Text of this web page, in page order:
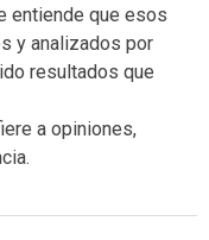
entiende que esos
y analizados por
resultados que
a opiniones,